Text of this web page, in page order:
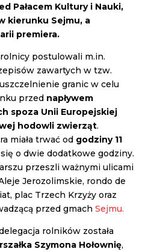
Pałacem Kultury i Nauki,
kierunku Sejmu, a
premiera.
postulowali m.in.
zawartych w tzw.
granic w celu
przed napływem
spoza Unii Europejskiej
hodowli zwierząt.
miała trwać od godziny 11
się o dwie dodatkowe godziny.
przeszli ważnymi ulicami
Jerozolimskie, rondo de
plac Trzech Krzyży oraz
przed gmach Sejmu.
rolników została
Szymona Hołownię,